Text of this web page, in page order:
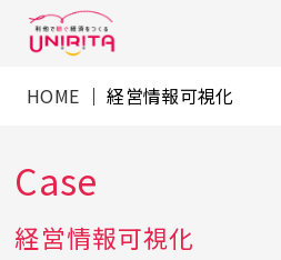
HOME ｜ 経営情報可視化
Case
経営情報可視化